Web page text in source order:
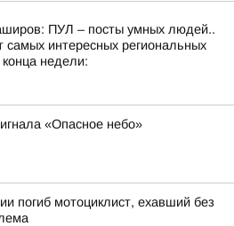
ПУЛ – посты умных людей..
самых интересных региональных
конца недели:
«Опасное небо»
погиб мотоциклист, ехавший без